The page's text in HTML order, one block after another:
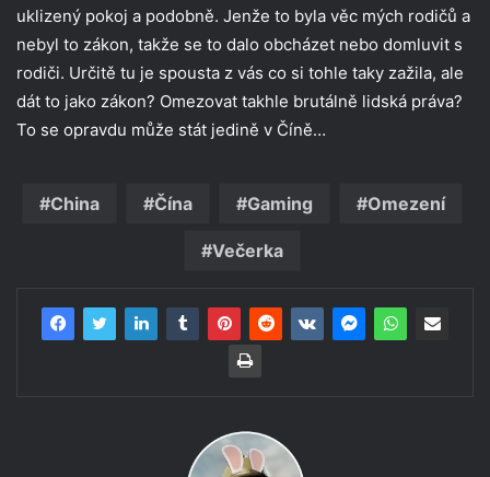
uklizený pokoj a podobně. Jenže to byla věc mých rodičů a
nebyl to zákon, takže se to dalo obcházet nebo domluvit s
rodiči. Určitě tu je spousta z vás co si tohle taky zažila, ale
dát to jako zákon? Omezovat takhle brutálně lidská práva?
To se opravdu může stát jedině v Číně…
China Čína Gaming Omezení
Večerka